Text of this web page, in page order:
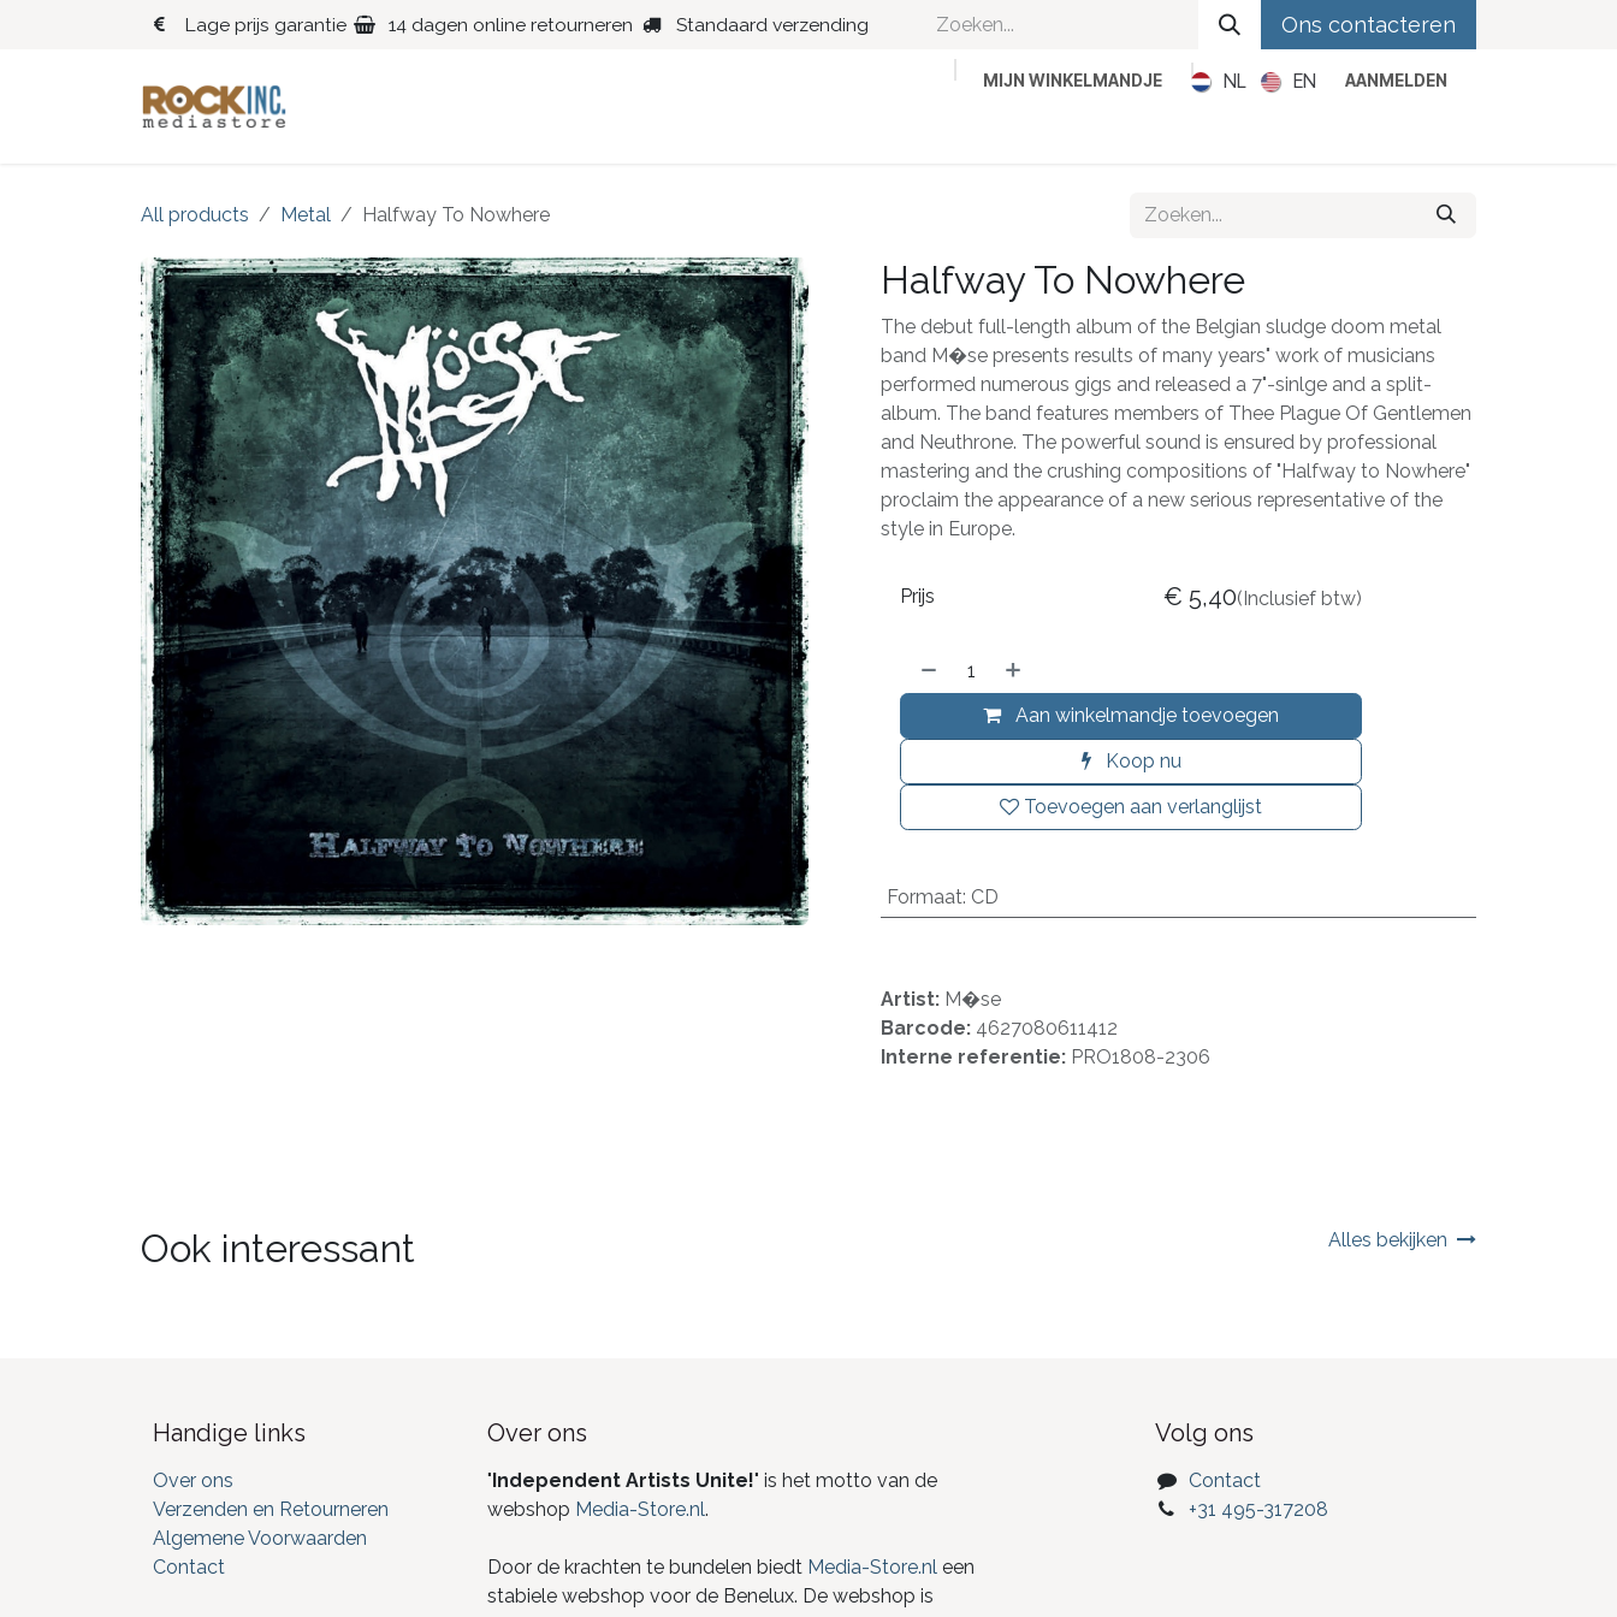
Overslaan naar inhoud
Lage prijs garantie 14 dagen online retourneren Standaard verzending Ons contacteren
MIJN WINKELMANDJE NL EN AANMELDEN
All products Metal Halfway To Nowhere
Halfway To Nowhere
The debut full-length album of the Belgian sludge doom metal
band M�se presents results of many years" work of musicians
performed numerous gigs and released a 7"-sinlge and a split-
album. The band features members of Thee Plague Of Gentlemen
and Neuthrone. The powerful sound is ensured by professional
mastering and the crushing compositions of "Halfway to Nowhere"
proclaim the appearance of a new serious representative of the
style in Europe.
Aan winkelmandje toevoegen
Koop nu
Toevoegen aan verlanglijst
Prijs € 5,40(Inclusief btw)
Formaat: CD
Artist: M�se
Barcode: 4627080611412
Interne referentie: PRO1808-2306
Ook interessant Alles bekijken
Handige links
Over ons
Verzenden en Retourneren
Algemene Voorwaarden
Contact
Over ons
"Independent Artists Unite!" is het motto van de
webshop Media-Store.nl.
Door de krachten te bundelen biedt Media-Store.nleen
stabiele webshop voor de Benelux. De webshop is
Volg ons
Contact
+31 495-317208